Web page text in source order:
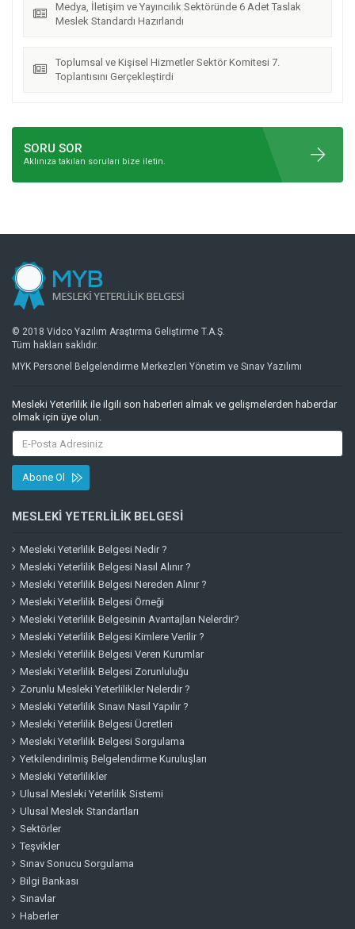
Medya, İletişim ve Yayıncılık Sektöründe 6 Adet Taslak
Meslek Standardı Hazırlandı
Toplumsal ve Kişisel Hizmetler Sektör Komitesi 7.
Toplantısını Gerçekleştirdi
SORU SOR
Aklınıza takılan soruları bize iletin.
© 2018 Vidco Yazılım Araştırma Geliştirme T.A.Ş.
Tüm hakları saklıdır.
MYK Personel Belgelendirme Merkezleri Yönetim ve Sınav Yazılımı
Mesleki Yeterlilik ile ilgili son haberleri almak ve gelişmelerden haberdar
olmak için üye olun.
Abone Ol
MESLEKI YETERLILIK BELGESI
Mesleki Yeterlilik Belgesi Nedir ?
Mesleki Yeterlilik Belgesi Nasıl Alınır ?
Mesleki Yeterlilik Belgesi Nereden Alınır ?
Mesleki Yeterlilik Belgesi Örneği
Mesleki Yeterlilik Belgesinin Avantajları Nelerdir?
Mesleki Yeterlilik Belgesi Kimlere Verilir ?
Mesleki Yeterlilik Belgesi Veren Kurumlar
Mesleki Yeterlilik Belgesi Zorunluluğu
Zorunlu Mesleki Yeterlilikler Nelerdir ?
Mesleki Yeterlilik Sınavı Nasıl Yapılır ?
Mesleki Yeterlilik Belgesi Ücretleri
Mesleki Yeterlilik Belgesi Sorgulama
Yetkilendirilmiş Belgelendirme Kuruluşları
Mesleki Yeterlilikler
Ulusal Mesleki Yeterlilik Sistemi
Ulusal Meslek Standartları
Sektörler
Teşvikler
Sınav Sonucu Sorgulama
Bilgi Bankası
Sınavlar
Haberler